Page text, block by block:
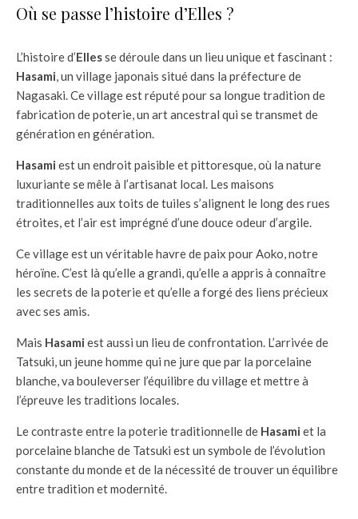
Où se passe l’histoire d’Elles ?
L’histoire d’Ellesse déroule dans un lieu unique et fascinant :
Hasami, un village japonais situé dans la préfecture de
Nagasaki. Ce village est réputé pour sa longue tradition de
fabrication de poterie, un art ancestral qui se transmet de
génération en génération.
Hasami est un endroit paisible et pittoresque, où la nature
luxuriante se mêle à l’artisanat local. Les maisons
traditionnelles aux toits de tuiles s’alignent le long des rues
étroites, et l’air est imprégné d’une douce odeur d’argile.
Ce village est un véritable havre de paix pour Aoko, notre
héroïne. C’est là qu’elle a grandi, qu’elle a appris à connaître
les secrets de la poterie et qu’elle a forgé des liens précieux
avec ses amis.
Mais Hasami est aussi un lieu de confrontation. L’arrivée de
Tatsuki, un jeune homme qui ne jure que par la porcelaine
blanche, va bouleverser l’équilibre du village et mettre à
l’épreuve les traditions locales.
Le contraste entre la poterie traditionnelle de Hasami et la
porcelaine blanche de Tatsuki est un symbole de l’évolution
constante du monde et de la nécessité de trouver un équilibre
entre tradition et modernité.